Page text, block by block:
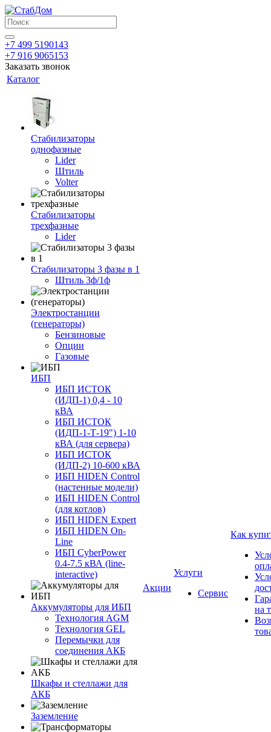
+7 499 5190143
+7 916 9065153
Заказать звонок
Каталог
Стабилизаторы
однофазные
Lider
Штиль
Volter
Стабилизаторы
трехфазные
Lider
Стабилизаторы 3 фазы в 1
Штиль 3ф/1ф
Электростанции
(генераторы)
Бензиновые
Опции
Газовые
ИБП
ИБП ИСТОК
(ИДП-1) 0,4 - 10
кВА
ИБП ИСТОК
(ИДП-1-Т-19") 1-10
кВА (для сервера)
ИБП ИСТОК
(ИДП-2) 10-600 кВА
ИБП HIDEN Control
(настенные модели)
ИБП HIDEN Control
(для котлов)
ИБП HIDEN Expert
ИБП HIDEN On-
Line
ИБП CyberPower
0.4-7.5 кВА (line-
interactive)
Аккумуляторы для ИБП
Технология AGM
Технология GEL
Перемычки для
соединения АКБ
Шкафы и стеллажи для
АКБ
Заземление
Акции
Услуги
Сервис
Как
на